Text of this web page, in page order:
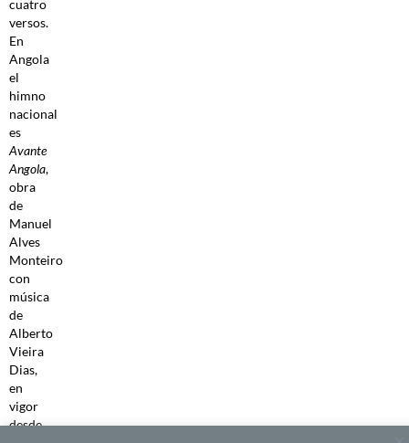
cuatro
versos.
En
Angola
el
himno
nacional
es
Avante
Angola,
obra
de
Manuel
Alves
Monteiro
con
música
de
Alberto
Vieira
Dias,
en
vigor
desde